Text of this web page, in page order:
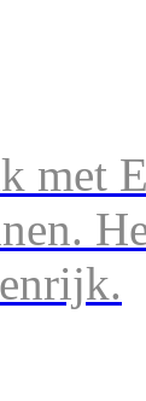
met